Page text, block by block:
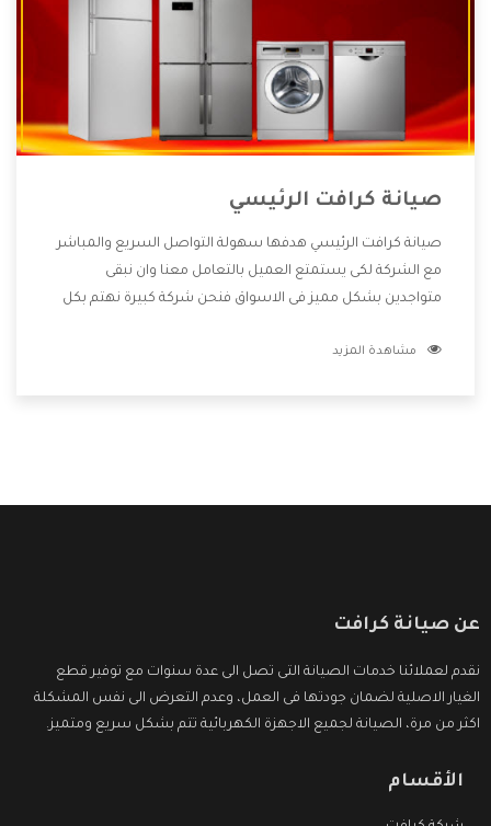
صيانة كرافت الرئيسي
صيانة كرافت الرئيسي هدفها سهولة التواصل السريع والمباشر
مع الشركة لكى يستمتع العميل بالتعامل معنا وان نبقى
متواجدين بشكل مميز فى الاسواق فنحن شركة كبيرة نهتم بكل
الشركة بها والتى تكون منها خدمة الصيانة التى تكون من أهم
مشاهدة المزيد
عن صيانة كرافت
نقدم لعملائنا خدمات الصيانة التى تصل الى عدة سنوات مع توفير قطع
الغيار الاصلية لضمان جودتها فى العمل، وعدم التعرض الى نفس المشكلة
اكثر من مرة، الصيانة لجميع الاجهزة الكهربائية تتم بشكل سريع ومتميز.
الأقسام